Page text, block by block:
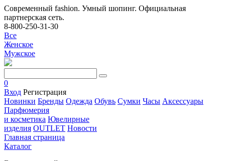
Современный fashion. Умный шопинг. Официальная
партнерская сеть.
8-800-250-31-30
Все
Женское
Мужское
0
Вход Регистрация
Новинки Бренды Одежда Обувь Сумки Часы Аксессуары
Парфюмерия
и косметика Ювелирные
изделия OUTLET Новости
Главная страница
Каталог